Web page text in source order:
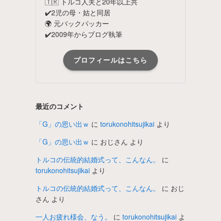
✔️2児の母・姑と同居
🌍 元バックパッカー
✔️2009年からブログ執筆
プロフィールはこちら
最近のコメント
「G」の思い出ｗ に torukonohitsujikai より
「G」の思い出ｗ に おじさん より
トルコの伝統的結婚式って、こんなん。
に
torukonohitsujikai より
トルコの伝統的結婚式って、こんなん。
に おじ
さん より
一人お疲れ様会、なう。
に torukonohitsujikai よ